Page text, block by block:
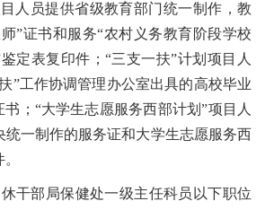
人员提供省级教育部门统一制作，教
”证书和服务“农村义务教育阶段学校
定表复印件；“三支一扶”计划项目人
”工作协调管理办公室出具的高校毕业
；“大学生志愿服务西部计划”项目人
统一制作的服务证和大学生志愿服务西
部局保健处一级主任科员以下职位